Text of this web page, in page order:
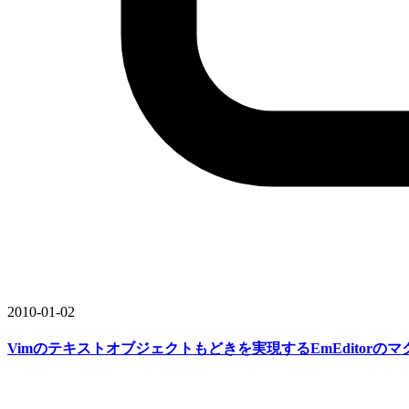
2010-01-02
Vimのテキストオブジェクトも どきを実現するEmEditorのマ